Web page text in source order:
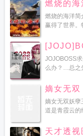
燃烧的海
燃烧的海洋简
赢得了世界。
JOJOBOSS
么办？…总之
嫡女无双
嫡女无双妖孽
道是青霞云的
天才透视